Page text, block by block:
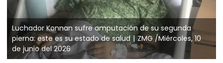
Luchador Konnan sufre amputación de su segunda
pierna: este es su estado de salud
ZMG /Miércoles, 10
de junio del 2026